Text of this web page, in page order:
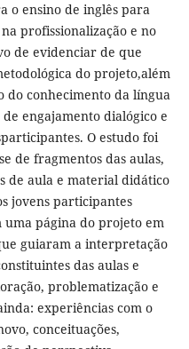
o ensino de inglês para
profissionalização e no
de evidenciar de que
do projeto,além
do conhecimento da língua
engajamento dialógico e
O estudo foi
de fragmentos das aulas,
de aula e material didático
jovens participantes
uma página do projeto em
guiaram a interpretação
das aulas e
problematização e
experiências com o
conceituações,